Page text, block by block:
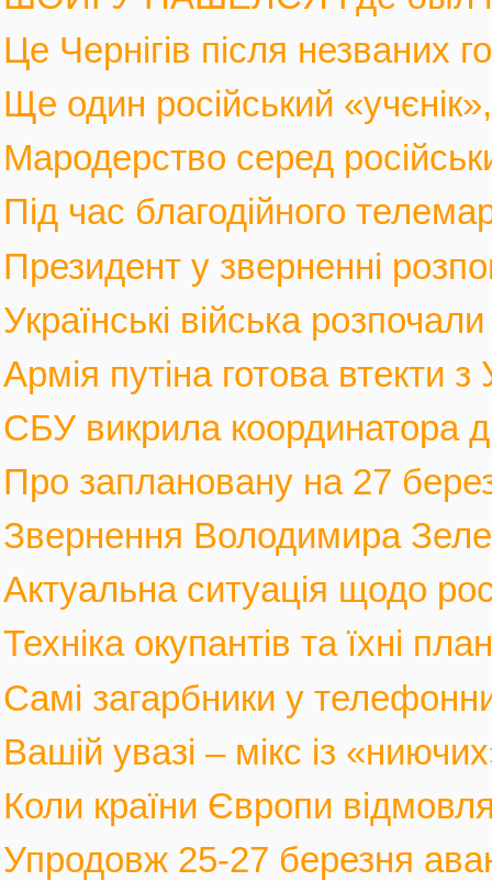
Це Чернігів після незваних
Ще один російський
Мародерство серед
Під час благодійного
Президент у зверненні
Українські війська
Армія путіна готова втекти
СБУ викрила координатора
Про заплановану на 27
Звернення Володимира
Актуальна ситуація щодо
Техніка окупантів та їхні
Самі загарбники у
Вашій увазі – мікс із
Коли країни Європи
Упродовж 25-27 березня